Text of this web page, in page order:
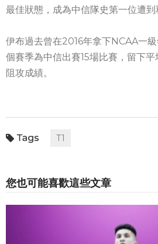
最佳狀態，成為中信隊史第一位遭到
伊布過去曾在2016年拿下NCAA一
個賽季為中信出賽15場比賽，留下
阻攻成績。
T1
您也可能喜歡這些文章